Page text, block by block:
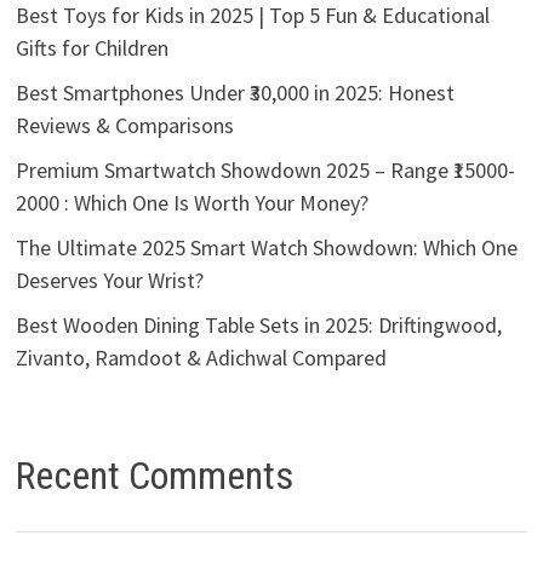
Best Toys for Kids in 2025 | Top 5 Fun & Educational
Gifts for Children
Best Smartphones Under ₹30,000 in 2025: Honest
Reviews & Comparisons
Premium Smartwatch Showdown 2025 – Range ₹15000-
2000 : Which One Is Worth Your Money?
The Ultimate 2025 Smart Watch Showdown: Which One
Deserves Your Wrist?
Best Wooden Dining Table Sets in 2025: Driftingwood,
Zivanto, Ramdoot & Adichwal Compared
Recent Comments